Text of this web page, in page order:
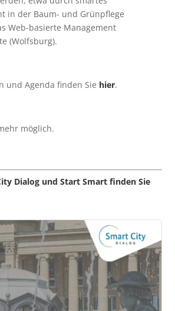
in der Baum- und Grünpflege
Web-basierte Management
(Wolfsburg).
und Agenda finden Sie hier.
möglich.
Dialog und Start Smart finden Sie